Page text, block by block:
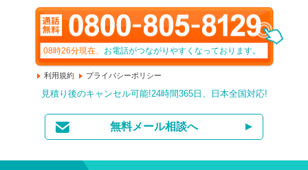
08時26分現在、 お電話がつながりやすくなっております。
利用規約 プライバシーポリシー
見積り後のキャンセル可能!24時間365日、日本全国対応!
無料メール相談へ